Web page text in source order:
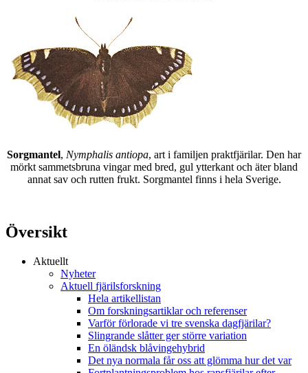
Sorgmantel, Nymphalis antiopa, art i familjen praktfjärilar. Den har
mörkt sammetsbruna vingar med bred, gul ytterkant och äter bland
annat sav och rutten frukt. Sorgmantel finns i hela Sverige.
Översikt
Aktuellt
Nyheter
Aktuell fjärilsforskning
Hela artikellistan
Om forskningsartiklar och referenser
Varför förlorade vi tre svenska dagfjärilar?
Slingrande slåtter ger större variation
En öländsk blåvingehybrid
Det nya normala får oss att glömma hur det var